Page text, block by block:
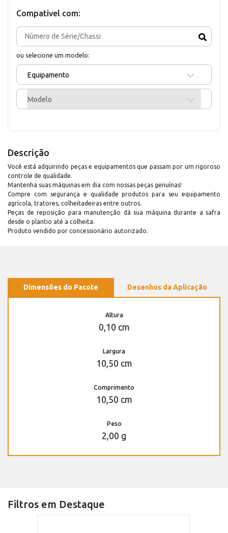
Compativel com:
ou selecione um modelo:
Equipamento
Modelo
Descrição
Você está adquirindo peças e equipamentos que passam por um rigoroso
controle de qualidade.
Mantenha suas máquinas em dia com nossas peças genuínas!
Compre com segurança e qualidade produtos para seu equipamento
agrícola, tratores, colheitadeiras entre outros.
Peças de reposição para manutenção dá sua máquina durante a safra
desde o plantio até a colheita.
Produto vendido por concessionário autorizado.
Dimensões do Pacote Desenhos da Aplicação
Altura
0,10 cm
Largura
10,50 cm
Comprimento
10,50 cm
Peso
2,00 g
Filtros em Destaque